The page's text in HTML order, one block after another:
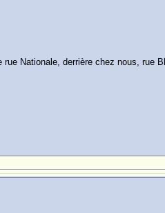
Nationale, derrière chez nous, rue